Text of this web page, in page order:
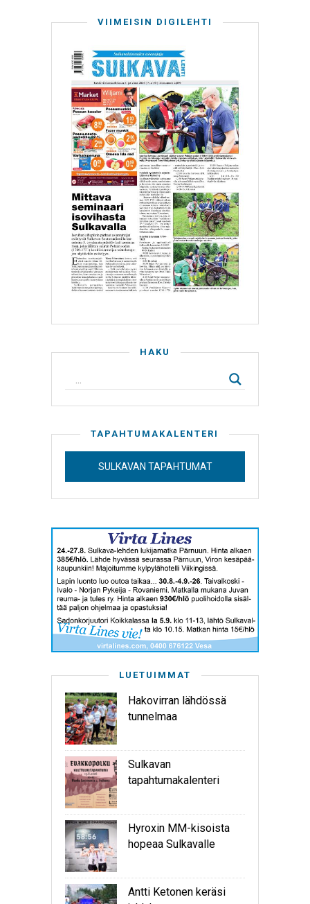
VIIMEISIN DIGILEHTI
HAKU
TAPAHTUMAKALENTERI
SULKAVAN TAPAHTUMAT
LUETUIMMAT
Hakovirran lähdössä
tunnelmaa
Sulkavan
tapahtumakalenteri
Hyroxin MM-kisoista
hopeaa Sulkavalle
Antti Ketonen keräsi